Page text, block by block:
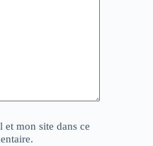
mon site dans ce